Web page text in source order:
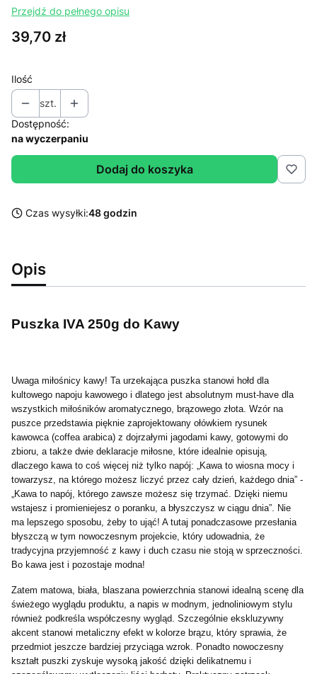
Przejdź do pełnego opisu
Cena
39,70 zł
Ilość
szt.
Dostępność:
na wyczerpaniu
Dodaj do koszyka
Czas wysyłki:48 godzin
Opis
Puszka IVA 250g do Kawy
Uwaga miłośnicy kawy! Ta urzekająca puszka stanowi hołd dla
kultowego napoju kawowego i dlatego jest absolutnym must-have dla
wszystkich miłośników aromatycznego, brązowego złota. Wzór na
puszce przedstawia pięknie zaprojektowany ołówkiem rysunek
kawowca (coffea arabica) z dojrzałymi jagodami kawy, gotowymi do
zbioru, a także dwie deklaracje miłosne, które idealnie opisują,
dlaczego kawa to coś więcej niż tylko napój: „Kawa to wiosna mocy i
towarzysz, na którego możesz liczyć przez cały dzień, każdego dnia” -
„Kawa to napój, którego zawsze możesz się trzymać. Dzięki niemu
wstajesz i promieniejesz o poranku, a błyszczysz w ciągu dnia”.
Nie
ma lepszego sposobu, żeby to ująć! A tutaj ponadczasowe przesłania
błyszczą w tym nowoczesnym projekcie, który udowadnia, że
tradycyjna przyjemność z kawy i duch czasu nie stoją w sprzeczności.
Bo kawa jest i pozostaje modna!
Zatem matowa, biała, blaszana powierzchnia stanowi idealną scenę dla
świeżego wyglądu produktu, a napis w modnym, jednoliniowym stylu
również podkreśla współczesny wygląd. Szczególnie ekskluzywny
akcent stanowi metaliczny efekt w kolorze brązu, który sprawia, że
przedmiot jeszcze bardziej przyciąga wzrok.
Ponadto nowoczesny
kształt puszki zyskuje wysoką jakość dzięki delikatnemu i